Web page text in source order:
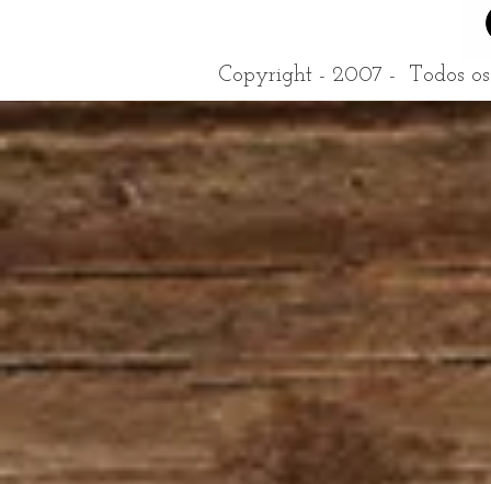
Copyright - 2007 - Todos os